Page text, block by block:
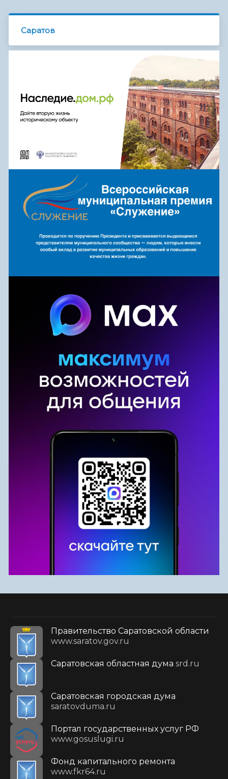
Саратов
Правительство Саратовской области
www.saratov.gov.ru
Саратовская областная дума srd.ru
Саратовская городская дума
saratovduma.ru
Портал государственных услуг РФ
www.gosuslugi.ru
Фонд капитального ремонта
www.fkr64.ru